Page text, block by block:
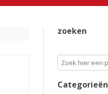
zoeken
Categorieën